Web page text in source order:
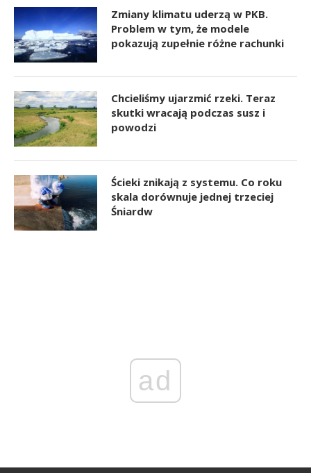
Zmiany klimatu uderzą w PKB.
Problem w tym, że modele
pokazują zupełnie różne rachunki
Chcieliśmy ujarzmić rzeki. Teraz
skutki wracają podczas susz i
powodzi
Ścieki znikają z systemu. Co roku
skala dorównuje jednej trzeciej
Śniardw
ad